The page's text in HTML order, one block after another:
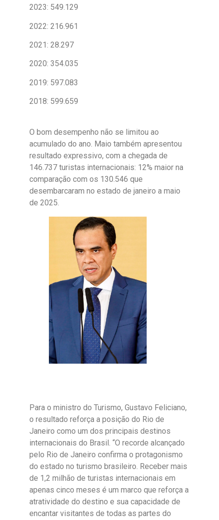
2023: 549.129
2022: 216.961
2021: 28.297
2020: 354.035
2019: 597.083
2018: 599.659
O bom desempenho não se limitou ao
acumulado do ano. Maio também apresentou
resultado expressivo, com a chegada de
146.737 turistas internacionais: 12% maior na
comparação com os 130.546 que
desembarcaram no estado de janeiro a maio
de 2025.
Para o ministro do Turismo, Gustavo Feliciano,
o resultado reforça a posição do Rio de
Janeiro como um dos principais destinos
internacionais do Brasil. “O recorde alcançado
pelo Rio de Janeiro confirma o protagonismo
do estado no turismo brasileiro. Receber mais
de 1,2 milhão de turistas internacionais em
apenas cinco meses é um marco que reforça a
atratividade do destino e sua capacidade de
encantar visitantes de todas as partes do